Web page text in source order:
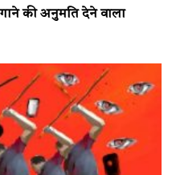
की अनुमति देने वाला